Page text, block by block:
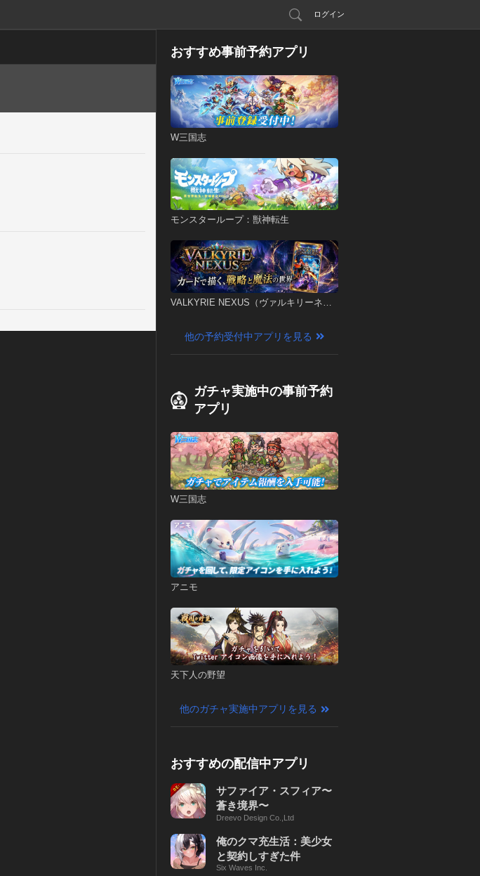
ログイン
おすすめ事前予約アプリ
W三国志
モンスターループ：獣神転生
VALKYRIE NEXUS（ヴァルキリーネク
他の予約受付中アプリを見る
ガチャ実施中の事前予約
アプリ
W三国志
アニモ
天下人の野望
他のガチャ実施中アプリを見る
おすすめの配信中アプリ
サファイア・スフィア〜
蒼き境界〜
Dreevo Design Co.,Ltd
俺のクマ充生活：美少女
と契約しすぎた件
Six Waves Inc.